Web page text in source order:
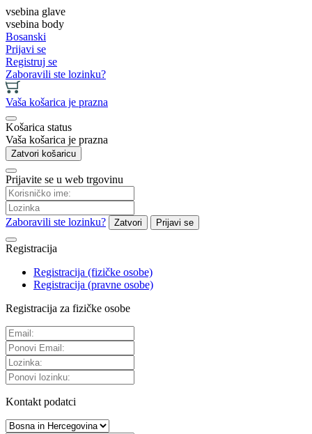
vsebina glave
vsebina body
Bosanski
Prijavi se
Registruj se
Zaboravili ste lozinku?
Vaša košarica je prazna
Košarica status
Vaša košarica je prazna
Zatvori košaricu
Prijavite se u web trgovinu
Zaboravili ste lozinku? Zatvori Prijavi se
Registracija
Registracija (fizičke osobe)
Registracija (pravne osobe)
Registracija za fizičke osobe
Kontakt podatci